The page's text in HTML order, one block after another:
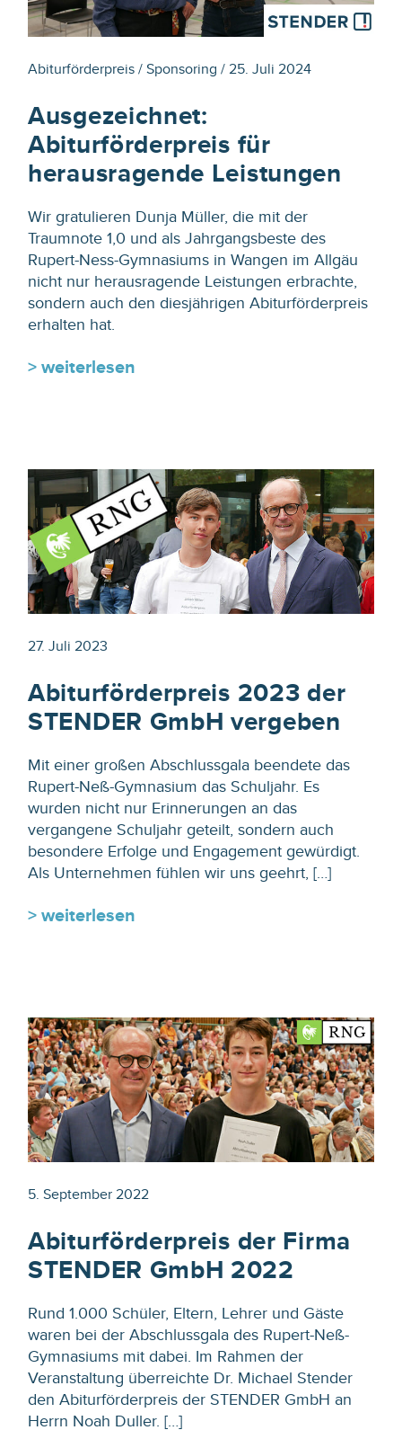
Abiturförderpreis / Sponsoring / 25. Juli 2024
Ausgezeichnet:
Abiturförderpreis für
herausragende Leistungen
Wir gratulieren Dunja Müller, die mit der
Traumnote 1,0 und als Jahrgangsbeste des
Rupert-Ness-Gymnasiums in Wangen im Allgäu
nicht nur herausragende Leistungen erbrachte,
sondern auch den diesjährigen Abiturförderpreis
erhalten hat.
> weiterlesen
27. Juli 2023
Abiturförderpreis 2023 der
STENDER GmbH vergeben
Mit einer großen Abschlussgala beendete das
Rupert-Neß-Gymnasium das Schuljahr. Es
wurden nicht nur Erinnerungen an das
vergangene Schuljahr geteilt, sondern auch
besondere Erfolge und Engagement gewürdigt.
Als Unternehmen fühlen wir uns geehrt, […]
> weiterlesen
5. September 2022
Abiturförderpreis der Firma
STENDER GmbH 2022
Rund 1.000 Schüler, Eltern, Lehrer und Gäste
waren bei der Abschlussgala des Rupert-Neß-
Gymnasiums mit dabei. Im Rahmen der
Veranstaltung überreichte Dr. Michael Stender
den Abiturförderpreis der STENDER GmbH an
Herrn Noah Duller. […]